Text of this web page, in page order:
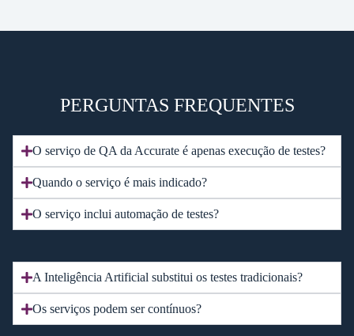
PERGUNTAS FREQUENTES
O serviço de QA da Accurate é apenas execução de testes?
Quando o serviço é mais indicado?
O serviço inclui automação de testes?
A Inteligência Artificial substitui os testes tradicionais?
Os serviços podem ser contínuos?